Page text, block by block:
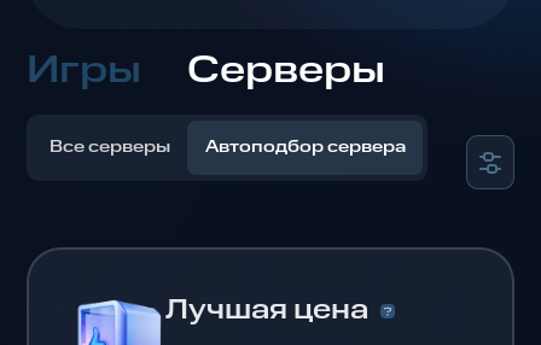
Игры Серверы
Все серверы Автоподбор сервера
Лучшая цена